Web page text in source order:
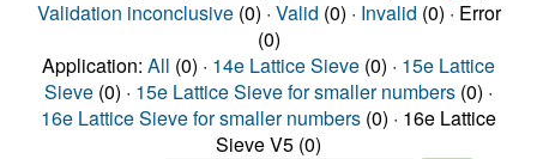
Validation inconclusive(0) · Valid (0) · Invalid (0) · Error
(0)
Application: All (0) · 14e Lattice Sieve (0) · 15e Lattice
Sieve (0) · 15e Lattice Sieve for smaller numbers (0) ·
16e Lattice Sieve for smaller numbers (0) · 16e Lattice
Sieve V5 (0)